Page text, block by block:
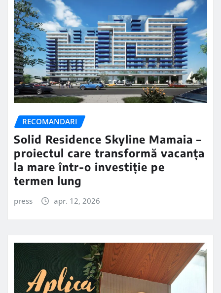
RECOMANDARI
Solid Residence Skyline Mamaia –
proiectul care transformă vacanța
la mare într-o investiție pe
termen lung
press apr. 12, 2026